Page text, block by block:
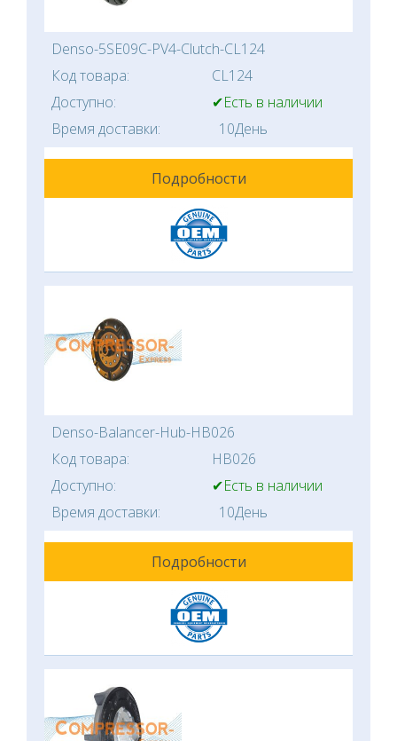
Denso-5SE09C-PV4-Clutch-CL124
Код товара:
CL124
Доступно:
✔Есть в наличии
Время доставки:
10День
Подробности
Denso-Balancer-Hub-HB026
Код товара:
HB026
Доступно:
✔Есть в наличии
Время доставки:
10День
Подробности